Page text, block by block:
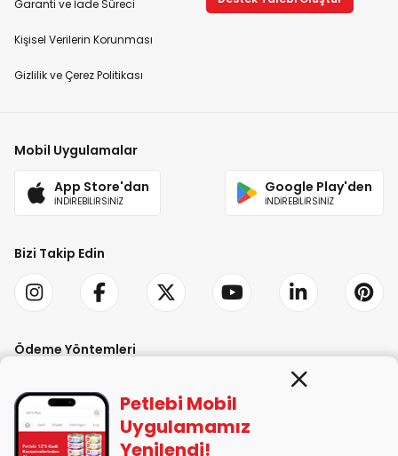
Garanti ve İade Süreci
Kişisel Verilerin Korunması
Gizlilik ve Çerez Politikası
Mobil Uygulamalar
App Store'dan
İNDİREBİLİRSİNİZ
Google Play'den
İNDİREBİLİRSİNİZ
Bizi Takip Edin
Ödeme Yöntemleri
Petlebi Mobil
Uygulamamız
Yenilendi!